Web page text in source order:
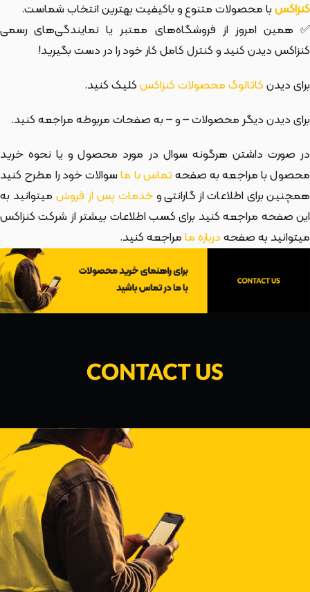
کنزاکسبا محصولات متنوع و باکیفیت بهترین انتخاب شماست.
✅ همین امروز از فروشگاه‌های معتبر یا نمایندگی‌های رسمی
کنزاکس دیدن کنید و کنترل کامل کار خود را در دست بگیرید!
برای دیدنکاتالوگ محصولات کنزاکسکلیک کنید.
برای دیدن دیگر محصولات– و– به صفحات مربوطه مراجعه کنید.
در صورت داشتن هرگونه سوال در مورد محصول و یا نحوه خرید
محصول با مراجعه به صفحهتماس با ماسوالات خود را مطرح کنید
همچنین برای اطلاعات از گارانتی وخدمات پس از فروش میتوانید به
این صفحه مراجعه کنید برای کسب اطلاعات بیشتر از شرکت کنزاکس
میتوانید به صفحهدرباره مامراجعه کنید.